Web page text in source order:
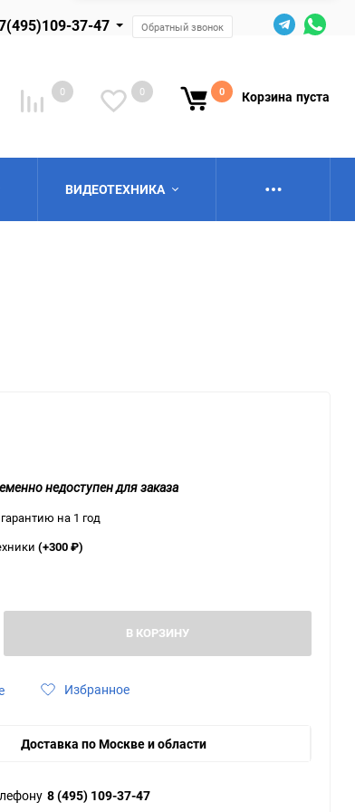
37-47 Обратный звонок
0 0 0 Корзина пуста
ВИДЕОТЕХНИКА
недоступен для заказа
на 1 год
(+300₽)
В КОРЗИНУ
Избранное
Доставка по Москве и области
8 (495) 109-37-47